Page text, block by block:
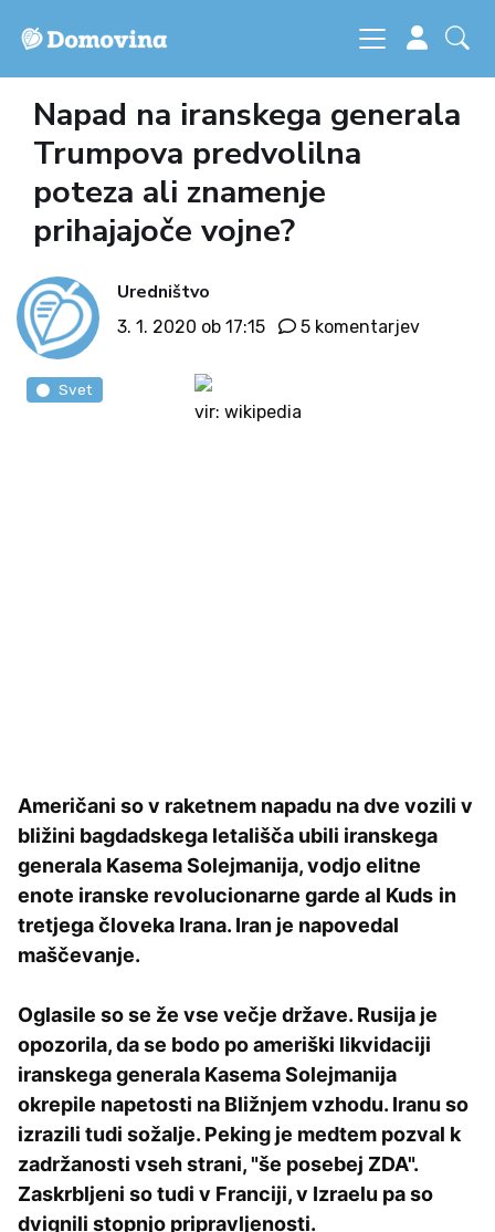
Napad na iranskega generala
Trumpova predvolilna
poteza ali znamenje
prihajajoče vojne?
Uredništvo
3. 1. 2020 ob 17:15 5 komentarjev
vir: wikipedia
Svet
Američani so v raketnem napadu na dve vozili v
bližini bagdadskega letališča ubili iranskega
generala Kasema Solejmanija, vodjo elitne
enote iranske revolucionarne garde al Kuds in
tretjega človeka Irana. Iran je napovedal
maščevanje.
Oglasile so se že vse večje države. Rusija je
opozorila, da se bodo po ameriški likvidaciji
iranskega generala Kasema Solejmanija
okrepile napetosti na Bližnjem vzhodu. Iranu so
izrazili tudi sožalje. Peking je medtem pozval k
zadržanosti vseh strani, "še posebej ZDA".
Zaskrbljeni so tudi v Franciji, v Izraelu pa so
dvignili stopnjo pripravljenosti.